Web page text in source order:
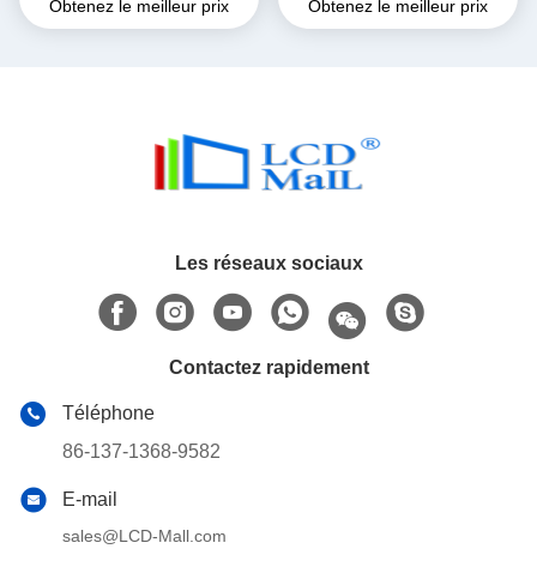
Interface SPI 800*480
LT7381 Écran de port série
Obtenez le meilleur prix
Écran de port série
Compatible avec
Obtenez le meilleur prix
Les réseaux sociaux
Contactez rapidement
Téléphone
86-137-1368-9582
E-mail
sales@LCD-Mall.com